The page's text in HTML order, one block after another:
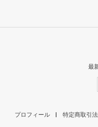
最
プロフィール 特定商取引法